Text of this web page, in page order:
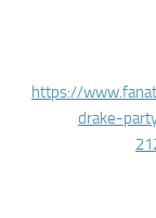
https://
drake-